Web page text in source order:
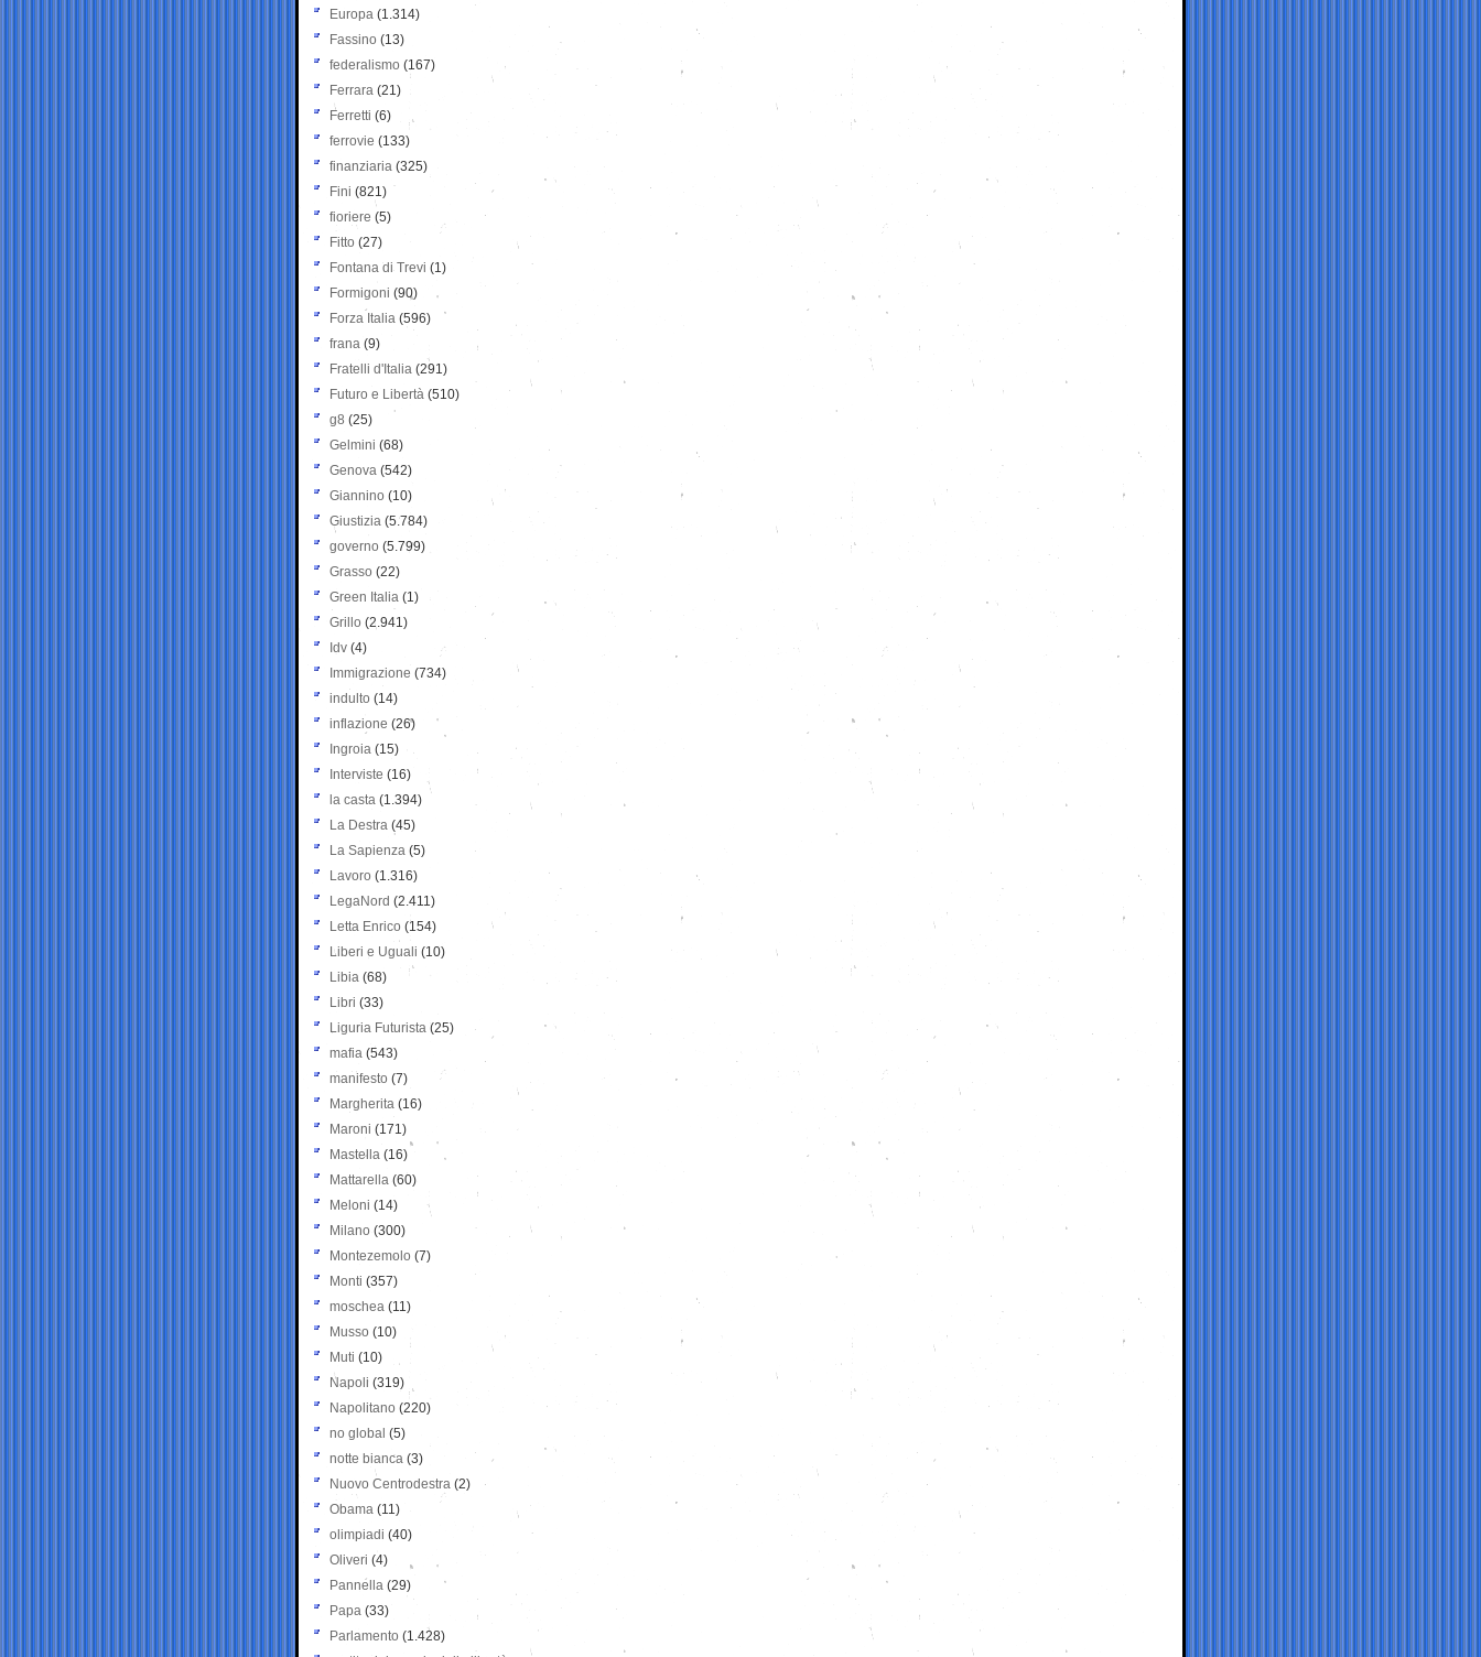
Europa (1.314)
Fassino (13)
federalismo (167)
Ferrara (21)
Ferretti (6)
ferrovie (133)
finanziaria (325)
Fini (821)
fioriere (5)
Fitto (27)
Fontana di Trevi (1)
Formigoni (90)
Forza Italia (596)
frana (9)
Fratelli d'Italia (291)
Futuro e Libertà (510)
g8 (25)
Gelmini (68)
Genova (542)
Giannino (10)
Giustizia (5.784)
governo (5.799)
Grasso (22)
Green Italia (1)
Grillo (2.941)
Idv (4)
Immigrazione (734)
indulto (14)
inflazione (26)
Ingroia (15)
Interviste (16)
la casta (1.394)
La Destra (45)
La Sapienza (5)
Lavoro (1.316)
LegaNord (2.411)
Letta Enrico (154)
Liberi e Uguali (10)
Libia (68)
Libri (33)
Liguria Futurista (25)
mafia (543)
manifesto (7)
Margherita (16)
Maroni (171)
Mastella (16)
Mattarella (60)
Meloni (14)
Milano (300)
Montezemolo (7)
Monti (357)
moschea (11)
Musso (10)
Muti (10)
Napoli (319)
Napolitano (220)
no global (5)
notte bianca (3)
Nuovo Centrodestra (2)
Obama (11)
olimpiadi (40)
Oliveri (4)
Pannella (29)
Papa (33)
Parlamento (1.428)